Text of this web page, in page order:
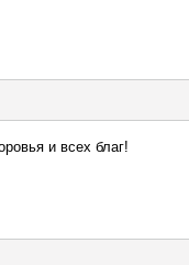
и всех благ!